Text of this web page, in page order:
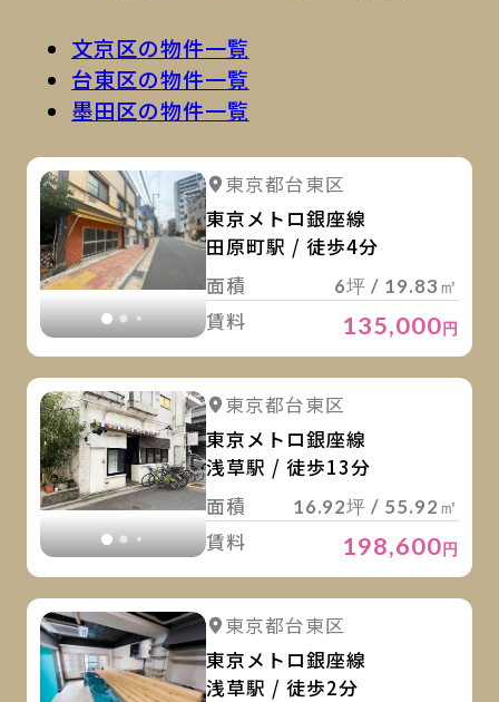
文京区の物件一覧
台東区の物件一覧
墨田区の物件一覧
詳細を見る
東京都台東区
東京メトロ銀座線
田原町駅 / 徒歩4分
面積
6坪 / 19.83㎡
賃料 135,000円
詳細を見る
東京都台東区
東京メトロ銀座線
浅草駅 / 徒歩13分
面積
16.92坪 / 55.92㎡
賃料 198,600円
詳細を見る
東京都台東区
東京メトロ銀座線
浅草駅 / 徒歩2分